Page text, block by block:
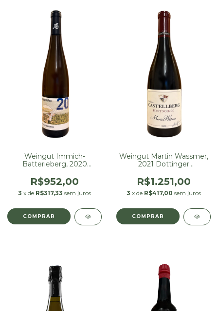
Weingut Immich-
Batterieberg, 2020
750 ml
R$952,00
3 x de R$317,33 sem juros
Weingut Martin Wassmer,
2021 Dottinger
Grand Cru 750 ml
R$1.251,00
3 x de R$417,00 sem juros